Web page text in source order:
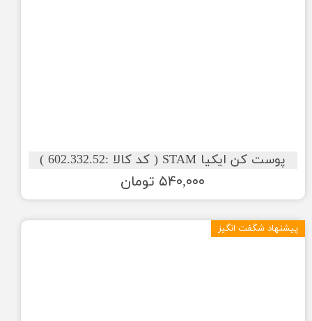
پوست کن ایکیا STAM ( کد کالا :602.332.52 )
۵۴۰,۰۰۰ تومان
پیشنهاد شگفت انگیز